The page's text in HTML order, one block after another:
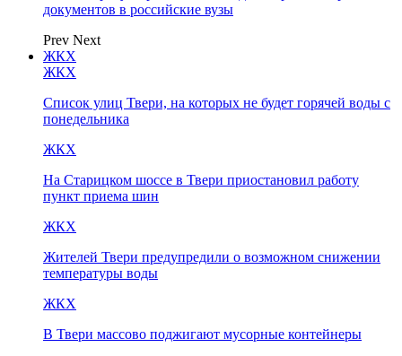
документов в российские вузы
Prev Next
ЖКХ
ЖКХ
Список улиц Твери, на которых не будет горячей воды с
понедельника
ЖКХ
На Старицком шоссе в Твери приостановил работу
пункт приема шин
ЖКХ
Жителей Твери предупредили о возможном снижении
температуры воды
ЖКХ
В Твери массово поджигают мусорные контейнеры